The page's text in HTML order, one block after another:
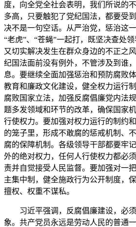
度，向全党全社会表明，我们所说的
多高，只要触犯了党纪国法，都要受
决不是一句空话。从严治党，惩治这
“老虎”、“苍蝇”一起打，既坚决查处
又切实解决发生在群众身边的不正之
纪国法面前没有例外，不管涉及到谁
息。要继续全面加强惩治和预防腐败
教育和廉政文化建设，健全权力运行
腐败国家立法，加强反腐倡廉党内法
题多发领域和环节的改革，确保国家
行使权力。要加强对权力运行的制约
的笼子里，形成不敢腐的惩戒机制、
腐的保障机制。各级领导干部都要牢
外的绝对权力，任何人行使权力都必
责并自觉接受人民监督。要加强对一
主集中制，健全施政行为公开制度，
擅权、权重不谋私。
习近平强调，反腐倡廉建设，必须
象。共产党员永远是劳动人民的普通